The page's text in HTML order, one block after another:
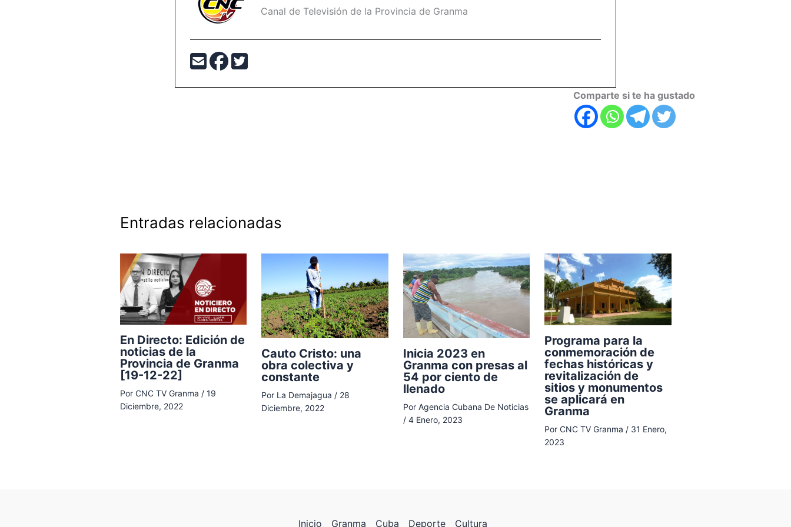
Canal de Televisión de la Provincia de Granma
Comparte si te ha gustado
Entradas relacionadas
En Directo: Edición de
noticias de la
Provincia de Granma
[19-12-22]
Por CNC TV Granma / 19
Diciembre, 2022
Cauto Cristo: una
obra colectiva y
constante
Por La Demajagua / 28
Diciembre, 2022
Inicia 2023 en
Granma con presas al
54 por ciento de
llenado
Por Agencia Cubana De Noticias
/ 4 Enero, 2023
Programa para la
conmemoración de
fechas históricas y
revitalización de
sitios y monumentos
se aplicará en
Granma
Por CNC TV Granma / 31 Enero,
2023
Inicio Granma Cuba Deporte Cultura